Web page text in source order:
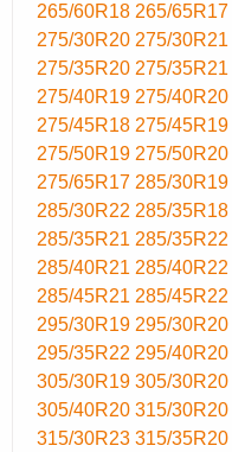
265/60R18 265/65R17
275/30R20 275/30R21
275/35R20 275/35R21
275/40R19 275/40R20
275/45R18 275/45R19
275/50R19 275/50R20
275/65R17 285/30R19
285/30R22 285/35R18
285/35R21 285/35R22
285/40R21 285/40R22
285/45R21 285/45R22
295/30R19 295/30R20
295/35R22 295/40R20
305/30R19 305/30R20
305/40R20 315/30R20
315/30R23 315/35R20